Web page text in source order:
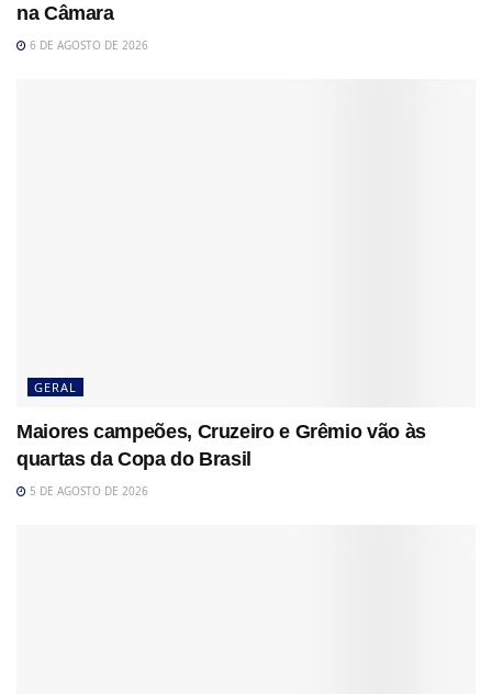
na Câmara
6 DE AGOSTO DE 2026
GERAL
Maiores campeões, Cruzeiro e Grêmio vão às
quartas da Copa do Brasil
5 DE AGOSTO DE 2026